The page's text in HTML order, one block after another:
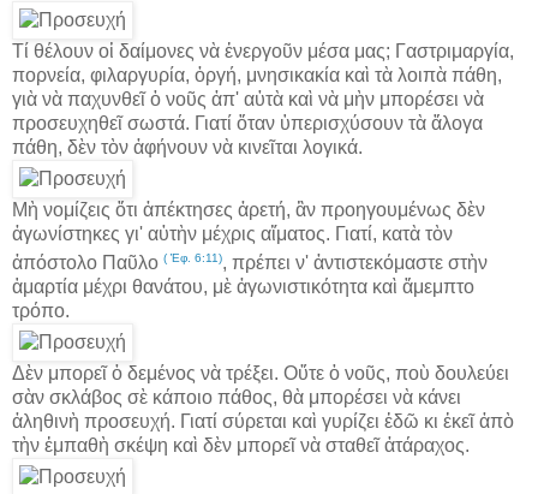
Τί θέλουν οἱ δαίμονες νὰ ἐνεργοῦν μέσα μας; Γαστριμαργία,
πορνεία, φιλαργυρία, ὀργή, μνησικακία καὶ τὰ λοιπὰ πάθη,
γιὰ νὰ παχυνθεῖ ὁ νοῦς ἀπ' αὐτὰ καὶ νὰ μὴν μπορέσει νὰ
προσευχηθεῖ σωστά. Γιατί ὅταν ὑπερισχύσουν τὰ ἄλογα
πάθη, δὲν τὸν ἀφήνουν νὰ κινεῖται λογικά.
Μὴ νομίζεις ὅτι ἀπέκτησες ἀρετή, ἂν προηγουμένως δὲν
ἀγωνίστηκες γι' αὐτὴν μέχρις αἵματος. Γιατί, κατὰ τὸν
ἀπόστολο Παῦλο ( Ἐφ. 6:11), πρέπει ν' ἀντιστεκόμαστε στὴν
ἁμαρτία μέχρι θανάτου, μὲ ἀγωνιστικότητα καὶ ἄμεμπτο
τρόπο.
Δὲν μπορεῖ ὁ δεμένος νὰ τρέξει. Οὔτε ὁ νοῦς, ποὺ δουλεύει
σὰν σκλάβος σὲ κάποιο πάθος, θὰ μπορέσει νὰ κάνει
ἀληθινὴ προσευχή. Γιατί σύρεται καὶ γυρίζει ἐδῶ κι ἐκεῖ ἀπὸ
τὴν ἐμπαθὴ σκέψη καὶ δὲν μπορεῖ νὰ σταθεῖ ἀτάραχος.